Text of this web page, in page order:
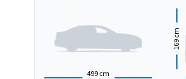
499 cm
169
cm